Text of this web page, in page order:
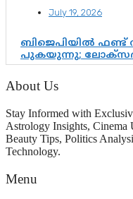
July 19, 2026
ബിജെപിയിൽ ഫണ്ട്
പുകയുന്നു;
നിയമസഭ വരെ 140
ഫണ്ട് വിനിയോഗം
പരിശോധിക്കുമോ?
ഘടകത്തോട്
About Us
Stay Informed with
Astrology Insights, Cinema
Beauty Tips, Politics
Technology.
Menu